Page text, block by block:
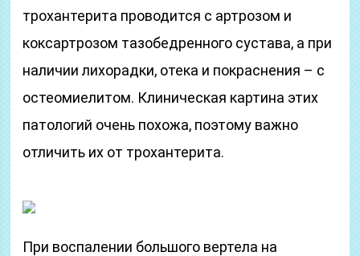
трохантерита проводится с артрозом и
коксартрозом тазобедренного сустава, а при
наличии лихорадки, отека и покраснения – с
остеомиелитом. Клиническая картина этих
патологий очень похожа, поэтому важно
отличить их от трохантерита.
При воспалении большого вертела на